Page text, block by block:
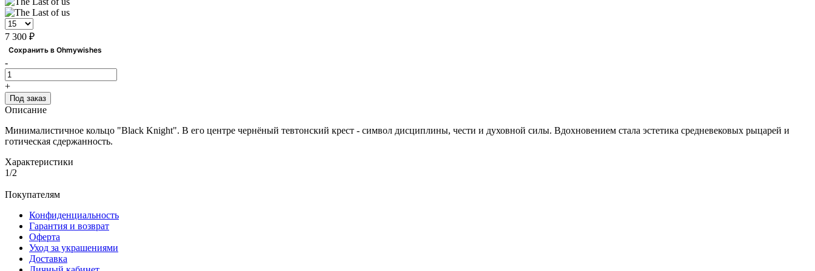
7 300 ₽
Сохранить в Ohmywishes
-
+
Под заказ
Описание
Минималистичное кольцо "Black Knight". В его центре чернёный тевтонский крест - символ дисциплины, чести и духовной силы. Вдохновением стала эстетика средневековых рыцарей и
готическая сдержанность.
Характеристики
1/2
Покупателям
Конфиденциальность
Гарантия и возврат
Оферта
Уход за украшениями
Доставка